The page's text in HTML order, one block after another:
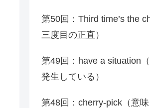
第50回：Third time’s the
三度目の正直）
第49回：have a situation
発生している）
第48回：cherry-pick（意